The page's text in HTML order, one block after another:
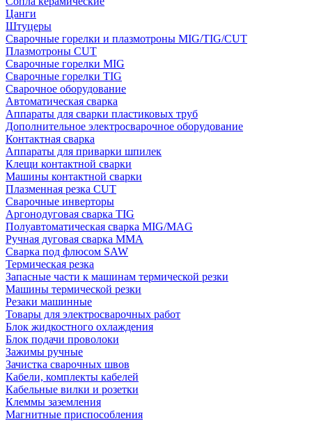
Цанги
Штуцеры
Сварочные горелки и плазмотроны MIG/TIG/CUT
Плазмотроны CUT
Сварочные горелки MIG
Сварочные горелки TIG
Сварочное оборудование
Автоматическая сварка
Аппараты для сварки пластиковых труб
Дополнительное электросварочное оборудование
Контактная сварка
Аппараты для приварки шпилек
Клещи контактной сварки
Машины контактной сварки
Плазменная резка CUT
Сварочные инверторы
Аргонодуговая сварка TIG
Полуавтоматическая сварка MIG/MAG
Ручная дуговая сварка MMA
Сварка под флюсом SAW
Термическая резка
Запасные части к машинам термической резки
Машины термической резки
Резаки машинные
Товары для электросварочных работ
Блок жидкостного охлаждения
Блок подачи проволоки
Зажимы ручные
Зачистка сварочных швов
Кабели, комплекты кабелей
Кабельные вилки и розетки
Клеммы заземления
Магнитные приспособления